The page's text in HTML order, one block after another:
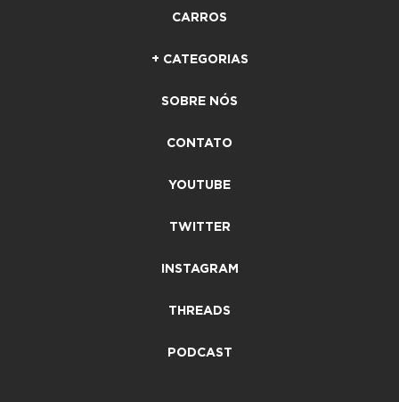
CARROS
+ CATEGORIAS
SOBRE NÓS
CONTATO
YOUTUBE
TWITTER
INSTAGRAM
THREADS
PODCAST